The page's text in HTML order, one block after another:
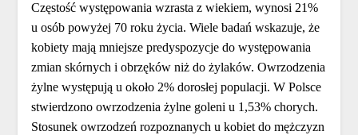
Częstość występowania wzrasta z wiekiem, wynosi 21%
u osób powyżej 70 roku życia. Wiele badań wskazuje, że
kobiety mają mniejsze predyspozycje do występowania
zmian skórnych i obrzęków niż do żylaków. Owrzodzenia
żylne występują u około 2% dorosłej populacji. W Polsce
stwierdzono owrzodzenia żylne goleni u 1,53% chorych.
Stosunek owrzodzeń rozpoznanych u kobiet do mężczyzn